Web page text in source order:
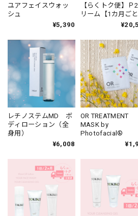
ユアフェイスウォッ
シュ
¥5,390
【らくトク便】Ｐ
リーム【1カ月ごと
レチノステムMD ボ
ディローション（全
身用）
¥6,008
OR TREATMENT
MASK by
Photofacial®